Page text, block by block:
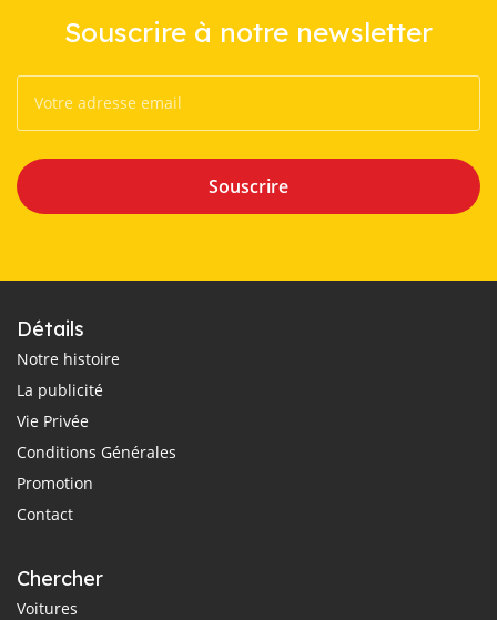
Souscrire à notre newsletter
Souscrire
Détails
Notre histoire
La publicité
Vie Privée
Conditions Générales
Promotion
Contact
Chercher
Voitures